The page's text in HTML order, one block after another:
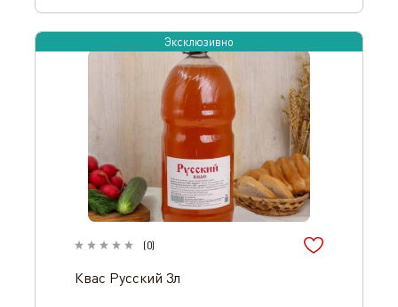
Эксклюзивно
(0)
Квас Русский 3л